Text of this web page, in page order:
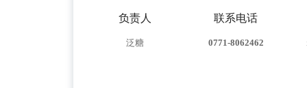
负责人
泛糖
联系电话
0771-8062462